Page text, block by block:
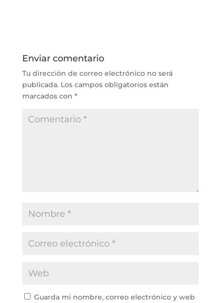
Enviar comentario
Tu dirección de correo electrónico no será
publicada. Los campos obligatorios están
marcados con *
Guarda mi nombre, correo electrónico y web